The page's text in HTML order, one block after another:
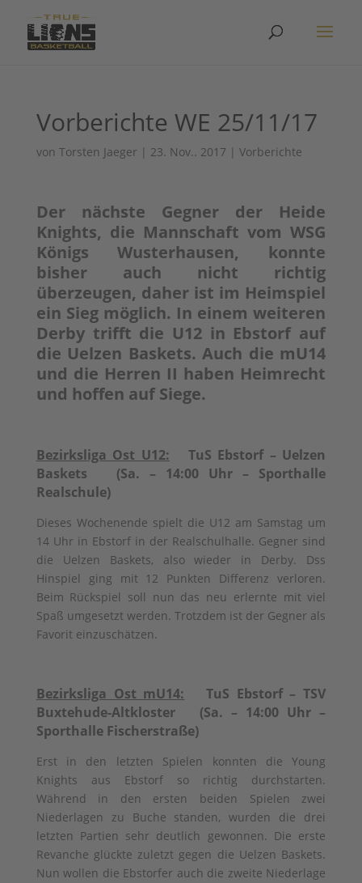
Vorberichte WE 25/11/17
von Torsten Jaeger | 23. Nov.. 2017 | Vorberichte
Der nächste Gegner der Heide
Knights, die Mannschaft vom WSG
Königs Wusterhausen, konnte
bisher auch nicht richtig
überzeugen, daher ist im Heimspiel
ein Sieg möglich. In einem weiteren
Derby trifft die U12 in Ebstorf auf
die Uelzen Baskets. Auch die mU14
und die Herren II haben Heimrecht
und hoffen auf Siege.
Bezirksliga Ost U12: TuS Ebstorf – Uelzen
Baskets (Sa. – 14:00 Uhr – Sporthalle
Realschule)
Dieses Wochenende spielt die U12 am Samstag um
14 Uhr in Ebstorf in der Realschulhalle. Gegner sind
die Uelzen Baskets, also wieder in Derby. Dss
Hinspiel ging mit 12 Punkten Differenz verloren.
Beim Rückspiel soll nun das neu erlernte mit viel
Spaß umgesetzt werden. Trotzdem ist der Gegner als
Favorit einzuschätzen.
Bezirksliga Ost mU14: TuS Ebstorf – TSV
Buxtehude-Altkloster (Sa. – 14:00 Uhr –
Sporthalle Fischerstraße)
Erst in den letzten Spielen konnten die Young
Knights aus Ebstorf so richtig durchstarten.
Während in den ersten beiden Spielen zwei
Niederlagen zu Buche standen, wurden die drei
letzten Partien sehr deutlich gewonnen. Die erste
Revanche glückte zuletzt gegen die Uelzen Baskets.
Nun wollen die Ebstorfer auch die zweite Niederlage